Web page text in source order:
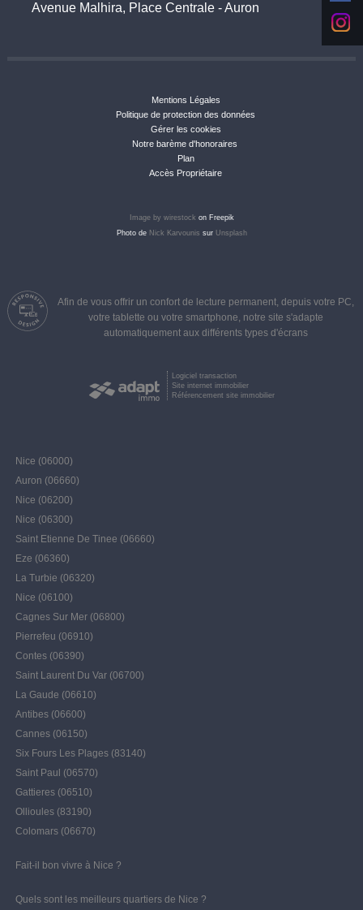
Avenue Malhira, Place Centrale - Auron
Mentions Légales
Politique de protection des données
Gérer les cookies
Notre barème d'honoraires
Plan
Accès Propriétaire
Image by wirestock on Freepik
Photo de Nick Karvounis sur Unsplash
Afin de vous offrir un confort de lecture permanent, depuis votre PC,
votre tablette ou votre smartphone, notre site s'adapte
automatiquement aux différents types d'écrans
Logiciel transaction
Site internet immobilier
Référencement site immobilier
Nice (06000)
Auron (06660)
Nice (06200)
Nice (06300)
Saint Etienne De Tinee (06660)
Eze (06360)
La Turbie (06320)
Nice (06100)
Cagnes Sur Mer (06800)
Pierrefeu (06910)
Contes (06390)
Saint Laurent Du Var (06700)
La Gaude (06610)
Antibes (06600)
Cannes (06150)
Six Fours Les Plages (83140)
Saint Paul (06570)
Gattieres (06510)
Ollioules (83190)
Colomars (06670)
Fait-il bon vivre à Nice ?
Quels sont les meilleurs quartiers de Nice ?